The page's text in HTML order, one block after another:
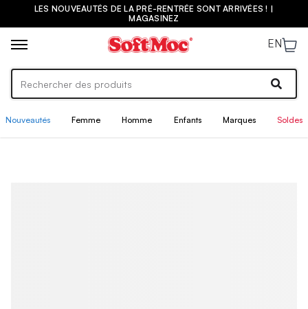
LES NOUVEAUTÉS DE LA PRÉ-RENTRÉE SONT ARRIVÉES ! |
MAGASINEZ
EN
Nouveautés Femme Homme Enfants Marques Soldes